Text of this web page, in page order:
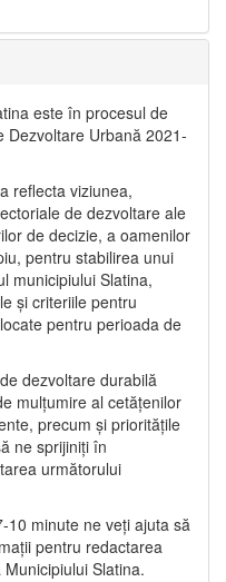
este în procesul de
Urbană 2021‐
reflecta viziunea,
de dezvoltare ale
de decizie, a oamenilor
pentru stabilirea unui
municipiului Slatina,
și criteriile pentru
pentru perioada de
dezvoltare durabilă
mulțumire al cetățenilor
precum și prioritățile
ne sprijiniți în
următorului
10 minute ne veți ajuta să
pentru redactarea
Slatina.